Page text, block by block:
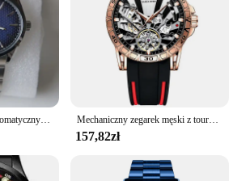
Oryginalny japoński automatyczny męski zegarek Seiko Machinery Hollow rozrywka szafirowy świecący wodoodporny zegarek ze stali nierdzewnej SARJ003 Mechaniczny zegarek męski z tourbillonem Luksusowa moda codzienna Automatyczny sportowy wodoodporny męski zegarek na rękę Relogio Feminino
157,82zł